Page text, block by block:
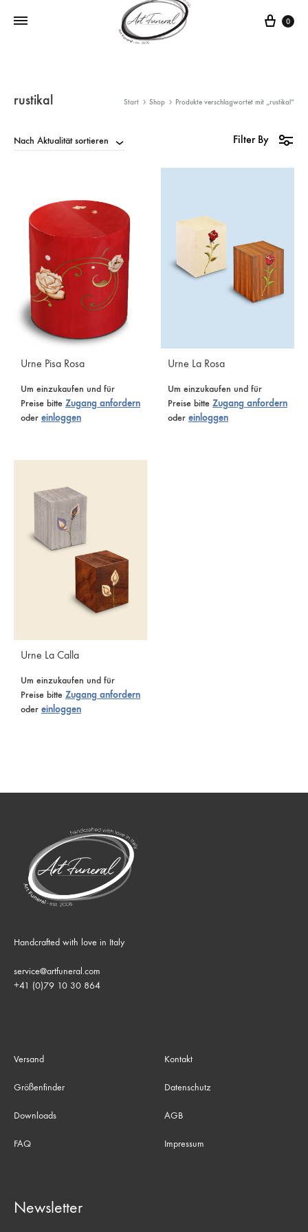
0
rustikal Start Shop Produkte verschlagwortet mit „rustikal“
Nach Aktualität sortieren Filter By
Urne Pisa Rosa
Um einzukaufen und für
Preise bitte Zugang anfordern
oder einloggen
Urne La Rosa
Um einzukaufen und für
Preise bitte Zugang anfordern
oder einloggen
Urne La Calla
Um einzukaufen und für
Preise bitte Zugang anfordern
oder einloggen
Handcrafted with love in Italy
service@artfuneral.com
+41 (0)79 10 30 864
Versand
Größenfinder
Downloads
FAQ
Kontakt
Datenschutz
AGB
Impressum
Newsletter